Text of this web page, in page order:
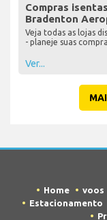
Compras
Bradenton
Veja todas as lojas
- planeje suas
Ver...
Home voos
Estacionamento